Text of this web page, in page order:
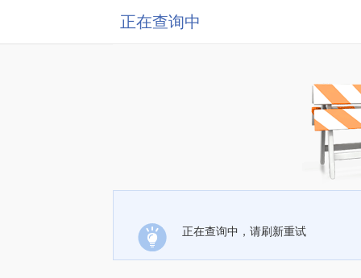
正在查询中
正在查询中，请刷新重试